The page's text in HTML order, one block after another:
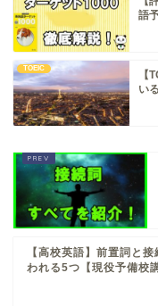
語
TOEIC
【
い
【高校英語】前置詞と
われる5つ【現役予備校